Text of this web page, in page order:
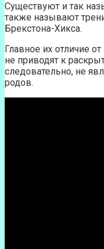
Существуют и так
также называют
Брекстона-Хикса.
Главное их отличие
не приводят к
следовательно, не
родов.